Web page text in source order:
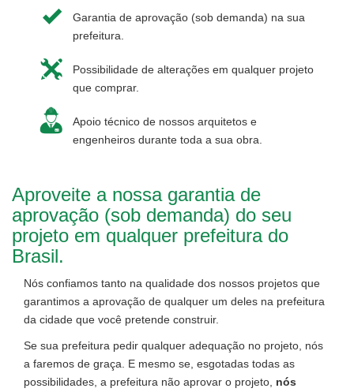
Garantia de aprovação (sob demanda) na sua
prefeitura.
Possibilidade de alterações em qualquer projeto
que comprar.
Apoio técnico de nossos arquitetos e
engenheiros durante toda a sua obra.
Aproveite a nossa garantia de
aprovação (sob demanda) do seu
projeto em qualquer prefeitura do
Brasil.
Nós confiamos tanto na qualidade dos nossos projetos que
garantimos a aprovação de qualquer um deles na prefeitura
da cidade que você pretende construir.
Se sua prefeitura pedir qualquer adequação no projeto, nós
a faremos de graça. E mesmo se, esgotadas todas as
possibilidades, a prefeitura não aprovar o projeto, nós